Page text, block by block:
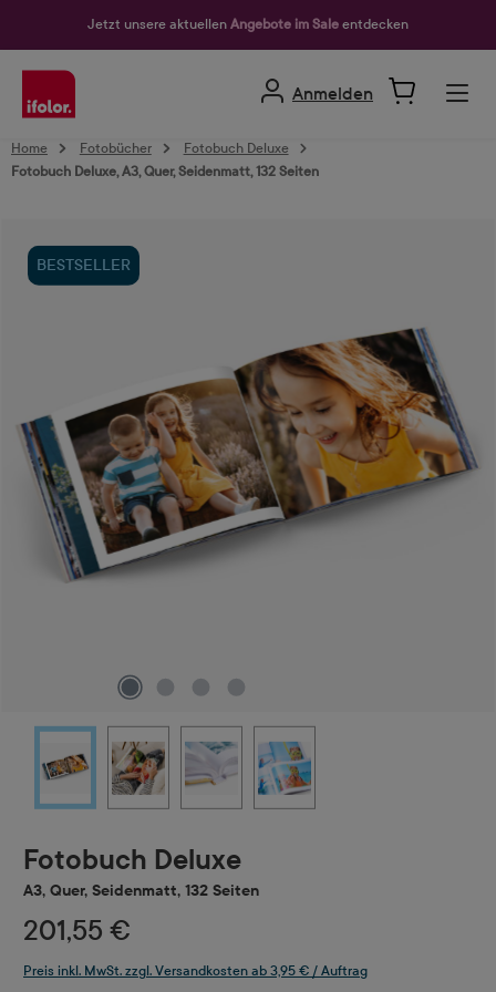
Jetzt unsere aktuellen Angebote im Sale entdecken
Anmelden
Home Fotobücher
Fotobuch Deluxe
Fotobuch Deluxe, A3, Quer, Seidenmatt, 132 Seiten
BESTSELLER
Fotobuch Deluxe
A3, Quer, Seidenmatt, 132 Seiten
201,55 €
Preis inkl. MwSt. zzgl. Versandkosten ab 3,95 € / Auftrag